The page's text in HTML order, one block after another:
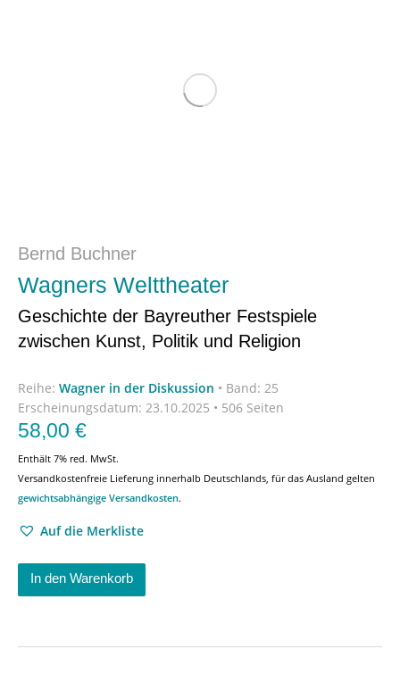
Bernd Buchner
Wagners Welttheater
Geschichte der Bayreuther Festspiele
zwischen Kunst, Politik und Religion
Reihe: Wagner in der Diskussion • Band: 25
Erscheinungsdatum: 23.10.2025 • 506 Seiten
58,00 €
Enthält 7% red. MwSt.
Versandkostenfreie Lieferung innerhalb Deutschlands, für das Ausland gelten
gewichtsabhängige Versandkosten.
Auf die Merkliste
In den Warenkorb